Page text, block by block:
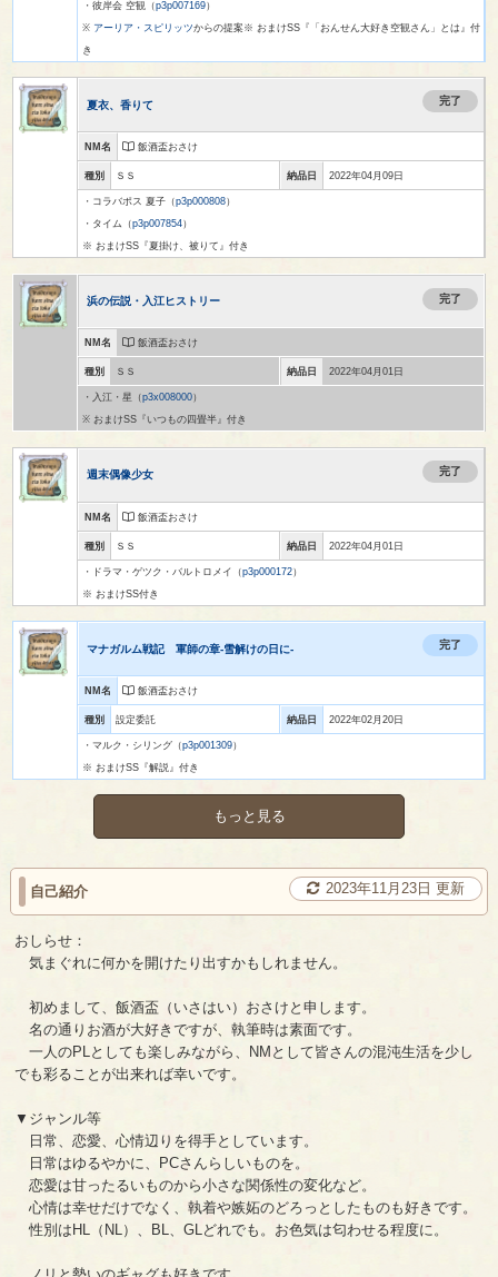
・彼岸会 空観（p3p007169）
※ アーリア・スピリッツからの提案※ おまけSS『「おんせん大好き空観さん」とは』付
き
夏衣、香りて 完了
NM名 飯酒盃おさけ
種別 ＳＳ 納品日 2022年04月09日
・コラバポス 夏子（p3p000808）
・タイム（p3p007854）
※ おまけSS『夏掛け、被りて』付き
浜の伝説・入江ヒストリー 完了
NM名 飯酒盃おさけ
種別 ＳＳ 納品日 2022年04月01日
・入江・星（p3x008000）
※ おまけSS『いつもの四畳半』付き
週末偶像少女 完了
NM名 飯酒盃おさけ
種別 ＳＳ 納品日 2022年04月01日
・ドラマ・ゲツク・バルトロメイ（p3p000172）
※ おまけSS付き
マナガルム戦記 軍師の章-雪解けの日に- 完了
NM名 飯酒盃おさけ
種別 設定委託 納品日 2022年02月20日
・マルク・シリング（p3p001309）
※ おまけSS『解説』付き
もっと見る
自己紹介 2023年11月23日 更新
おしらせ：
気まぐれに何かを開けたり出すかもしれません。
初めまして、飯酒盃（いさはい）おさけと申します。
名の通りお酒が大好きですが、執筆時は素面です。
一人のPLとしても楽しみながら、NMとして皆さんの混沌生活を少し
でも彩ることが出来れば幸いです。
▼ジャンル等
日常、恋愛、心情辺りを得手としています。
日常はゆるやかに、PCさんらしいものを。
恋愛は甘ったるいものから小さな関係性の変化など。
心情は幸せだけでなく、執着や嫉妬のどろっとしたものも好きです。
性別はHL（NL）、BL、GLどれでも。お色気は匂わせる程度に。